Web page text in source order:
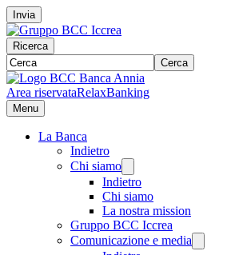
Invia
Ricerca
Cerca
Area riservataRelaxBanking
Menu
La Banca
Indietro
Chi siamo
Indietro
Chi siamo
La nostra mission
Gruppo BCC Iccrea
Comunicazione e media